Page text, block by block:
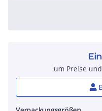
um Preise